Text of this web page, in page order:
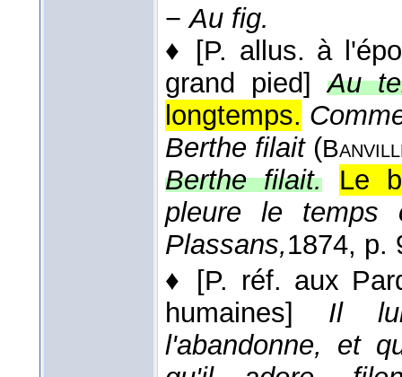
−Au fig.
♦
[P. allus. à
grand pied]
Au
longtemps.
Berthe filait(
Berthe filait. Le
pleure le temps
Plassans,1874, p.
♦
[P. réf. aux
humaines]
Il
l'abandonne, et